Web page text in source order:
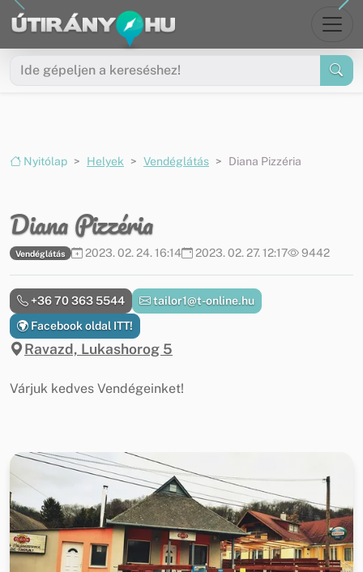
Ugrás a menüre
Ugrás a tartalomra
Nyitólap Helyek Vendéglátás Diana Pizzéria
Diana Pizzéria
Vendéglátás 2023. 02. 24. 16:14 2023. 02. 27. 12:17 9442
Ravazd, Lukashorog 5
+36 70 363 5544
tailor1@t-online.hu
Facebook oldal ITT!
Várjuk kedves Vendégeinket!